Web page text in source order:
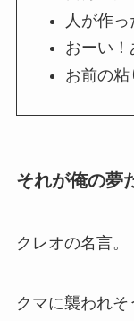
人が作
おーい！
お前の
それが俺の夢
クレオの名言。
クマに襲われ